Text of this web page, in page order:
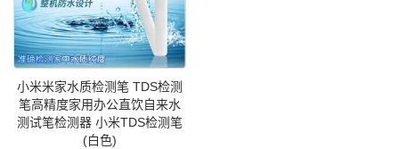
小米米家水质检测笔 TDS检测
笔高精度家用办公直饮自来水
测试笔检测器 小米TDS检测笔
(白色)